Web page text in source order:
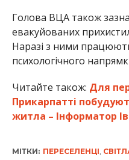
Голова ВЦА також
евакуйованих
Наразі з ними
психологічного
Читайте також: Для
Прикарпатті
житла – Інформатор
МІТКИ: ПЕРЕСЕЛЕНЦІ